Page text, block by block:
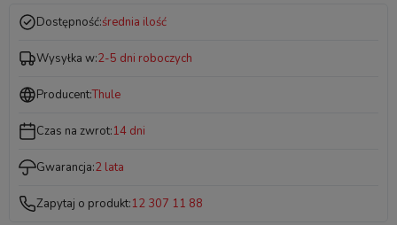
Dostępność:średnia ilość
Wysyłka w:2-5 dni roboczych
Producent:Thule
Czas na zwrot:14 dni
Gwarancja:2 lata
Zapytaj o produkt:12 307 11 88